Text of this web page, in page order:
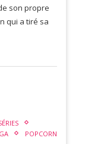
son propre
qui a tiré sa
POPCORN